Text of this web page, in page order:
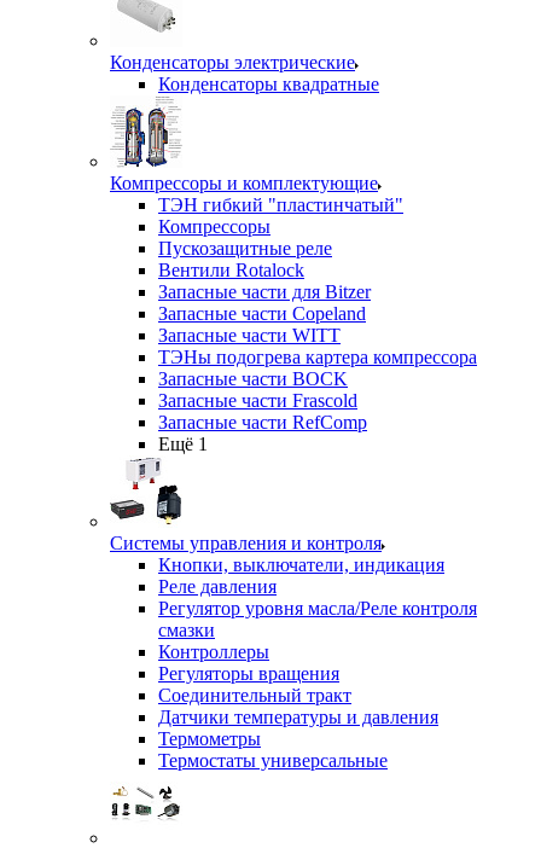
Конденсаторы электрические
Конденсаторы квадратные
Компрессоры и комплектующие
ТЭН гибкий "пластинчатый"
Компрессоры
Пускозащитные реле
Вентили Rotalock
Запасные части для Bitzer
Запасные части Copeland
Запасные части WITT
ТЭНы подогрева картера компрессора
Запасные части BOCK
Запасные части Frascold
Запасные части RefComp
Ещё 1
Системы управления и контроля
Кнопки, выключатели, индикация
Реле давления
Регулятор уровня масла/Реле контроля
смазки
Контроллеры
Регуляторы вращения
Соединительный тракт
Датчики температуры и давления
Термометры
Термостаты универсальные